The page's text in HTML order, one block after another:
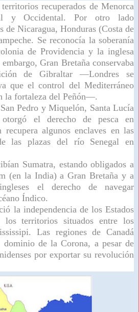
recuperados de Menorca
y Occidental. Por otro lado
de Nicaragua, Honduras (Costa de
Se reconocía la soberanía
de Providencia y la inglesa
Gran Bretaña conservaba
de Gibraltar —Londres se
que el control del Mediterráneo
la fortaleza del Peñón—.
Pedro y Miquelón, Santa Lucía
el derecho de pesca en
recupera algunos enclaves en las
las plazas del río Senegal en
Sumatra, estando obligados a
(en la India) a Gran Bretaña y a
el derecho de navegar
Índico.
la independencia de los Estados
territorios situados entre los
Las regiones de Canadá
dominio de la Corona, a pesar de
por exportar su revolución